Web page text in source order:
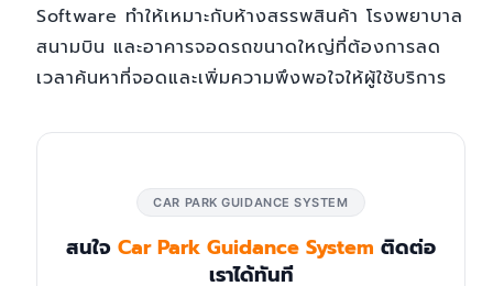
Software ทำให้เหมาะกับห้างสรรพสินค้า โรงพยาบาล
สนามบิน และอาคารจอดรถขนาดใหญ่ที่ต้องการลด
เวลาค้นหาที่จอดและเพิ่มความพึงพอใจให้ผู้ใช้บริการ
CAR PARK GUIDANCE SYSTEM
สนใจ Car Park Guidance System ติดต่อ
เราได้ทันที